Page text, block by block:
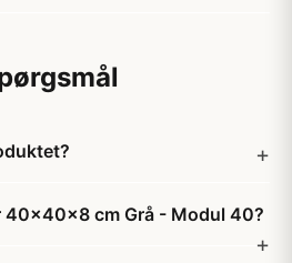
40x40x8 cm Grå - Modul 40?